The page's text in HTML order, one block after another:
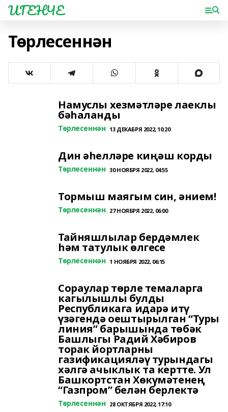
ИГЕНЧЕ
Төрлесеннән
Намуслы хезмәтләре лаеклы
бәһаланды
Төрлесеннән 13 ДЕКАБРЯ 2022, 10:20
Дин әһелләре киңәш корды
Төрлесеннән 30 НОЯБРЯ 2022, 04:55
Тормыш маягым син, әнием!
Төрлесеннән 27 НОЯБРЯ 2022, 06:00
Тайняшлылар бердәмлек
һәм татулык өлгесе
Төрлесеннән 1 НОЯБРЯ 2022, 06:15
Сораулар төрле темаларга
кагылышлы булды
Республикага идарә итү
үзәгендә оештырылган “Туры
линия” барышында төбәк
Башлыгы Радий Хәбиров
торак йортларны
газификацияләү турындагы
хәлгә ачыклык та кертте. Ул
Башкортстан Хөкүмәтенең
“Газпром” белән берлектә
Төрлесеннән 28 ОКТЯБРЯ 2022, 17:10